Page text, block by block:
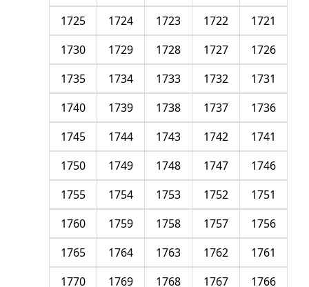
1721
1722
1723
1724
1725
1726
1727
1728
1729
1730
1731
1732
1733
1734
1735
1736
1737
1738
1739
1740
1741
1742
1743
1744
1745
1746
1747
1748
1749
1750
1751
1752
1753
1754
1755
1756
1757
1758
1759
1760
1761
1762
1763
1764
1765
1766
1767
1768
1769
1770